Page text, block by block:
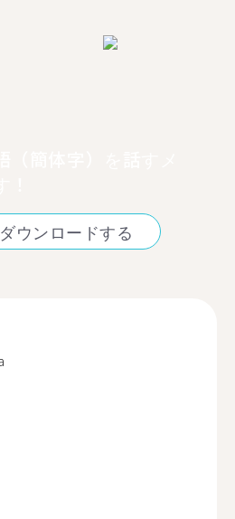
ウンロードする